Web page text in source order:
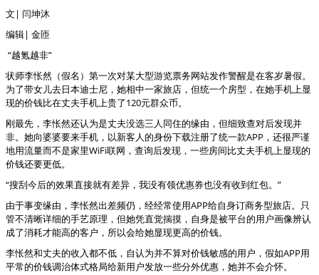
文| 闫坤沐
编辑| 金匝
“越氪越非”
状师李怅然（假名）第一次对某大型游览票务网站发作警醒是在客岁暑假。
为了带女儿去日本迪士尼，她相中一家旅店，但统一个房型，在她手机上显
现的价钱比在丈夫手机上贵了120元群众币。
刚最先，李怅然还认为是丈夫没选三人同住的缘由，但细致查对后发现并
非。她向婆婆要来手机，以新客人的身份下载注册了统一款APP，还很严谨
地用流量而不是家里WiFi联网，查询后发现，一些房间比丈夫手机上显现的
价钱还要更低。
“搜刮今后的效果直接就有差异，我没有领优惠券也没有收到红包。”
由于事变缘由，李怅然出差频仍，经经常使用APP给自身订商务型旅店。只
管不清晰详细的手艺原理，但她凭直觉揣摸，自身是被平台的用户画像辨认
成了消耗才能高的客户，所以会给她显现更高的价钱。
李怅然和丈夫的收入都不低，自认为并不算对价钱敏感的用户，假如APP用
平常的价钱调治体式格局给新用户发放一些分外优惠，她并不会介怀。